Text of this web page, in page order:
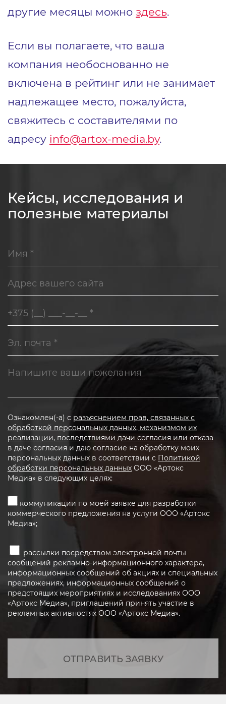
другие месяцы можно здесь.
Если вы полагаете, что ваша
компания необоснованно не
включена в рейтинг или не занимает
надлежащее место, пожалуйста,
свяжитесь с составителями по
адресу info@artox-media.by.
Кейсы, исследования и
полезные материалы
Ознакомлен(-а) с разъяснением прав, связанных с
обработкой персональных данных, механизмом их
реализации, последствиями дачи согласия или отказа
в даче согласия и даю согласие на обработку моих
персональных данных в соответствии с Политикой
обработки персональных данных ООО «Артокс
Медиа» в следующих целях:
коммуникации по моей заявке для разработки
коммерческого предложения на услуги ООО «Артокс
Медиа»;
рассылки посредством электронной почты
сообщений рекламно-информационного характера,
информационных сообщений об акциях и специальных
предложениях, информационных сообщений о
предстоящих мероприятиях и исследованиях ООО
«Артокс Медиа», приглашений принять участие в
рекламных активностях ООО «Артокс Медиа».
ОТПРАВИТЬ ЗАЯВКУ